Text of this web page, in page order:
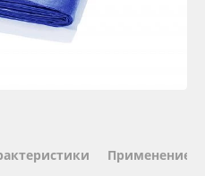
Применение